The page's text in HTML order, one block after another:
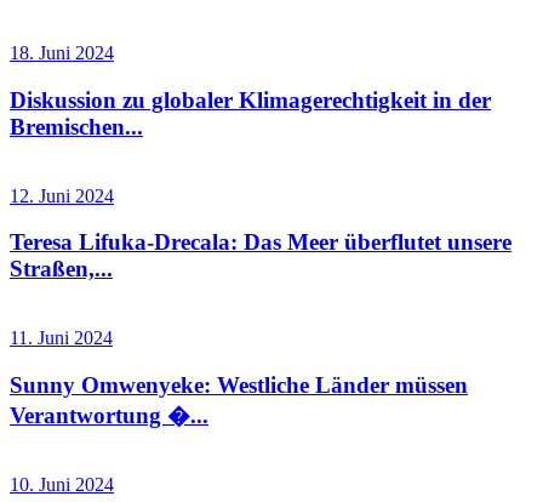
18. Juni 2024
Diskussion zu globaler Klimagerechtigkeit in der
Bremischen...
12. Juni 2024
Teresa Lifuka-Drecala: Das Meer überflutet unsere
Straßen,...
11. Juni 2024
Sunny Omwenyeke: Westliche Länder müssen
Verantwortung �...
10. Juni 2024